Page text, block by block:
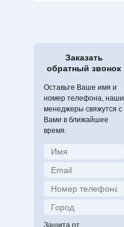
Заказать
обратный звонок
Оставьте Ваше имя и
номер телефона, наши
менеджеры свяжутся с
Вами в ближайшее
время.